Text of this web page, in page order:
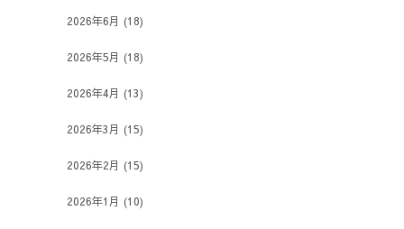
2026年6月 (18)
2026年5月 (18)
2026年4月 (13)
2026年3月 (15)
2026年2月 (15)
2026年1月 (10)